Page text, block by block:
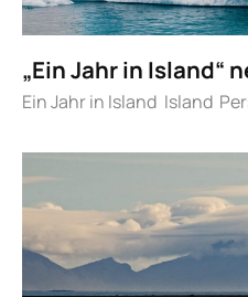
„Ein Jahr in Island“
Ein Jahr in Island Island